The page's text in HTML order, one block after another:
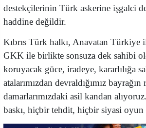
destekçilerinin Türk askerine işgalci
haddine değildir.
Kıbrıs Türk halkı, Anavatan
GKK ile birlikte sonsuza dek sahibi
koruyacak güce, iradeye, kararlılığa
atalarımızdan devraldığımız
damarlarımızdaki asil kandan
baskı, hiçbir tehdit, hiçbir siyasi oyun